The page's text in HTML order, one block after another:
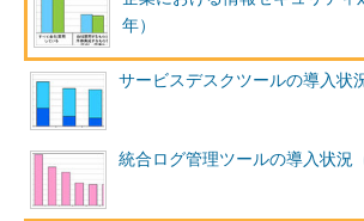
年）
サービスデスクツールの導入状
統合ログ管理ツールの導入状況